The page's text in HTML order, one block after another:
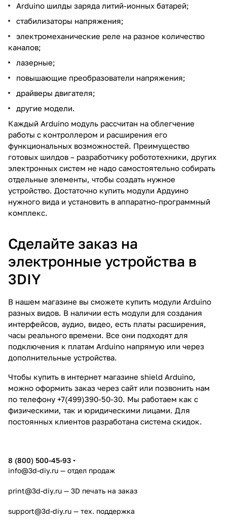
Arduino шилды заряда литий-ионных батарей;
стабилизаторы напряжения;
электромеханические реле на разное количество
каналов;
лазерные;
повышающие преобразователи напряжения;
драйверы двигателя;
другие модели.
Каждый Arduino модуль рассчитан на облегчение
работы с контроллером и расширения его
функциональных возможностей. Преимущество
готовых шилдов – разработчику робототехники, других
электронных систем не надо самостоятельно собирать
отдельные элементы, чтобы создать нужное
устройство. Достаточно купить модули Ардуино
нужного вида и установить в аппаратно-программный
комплекс.
Сделайте заказ на
электронные устройства в
3DIY
В нашем магазине вы сможете купить модули Arduino
разных видов. В наличии есть модули для создания
интерфейсов, аудио, видео, есть платы расширения,
часы реального времени. Все они подходят для
подключения к платам Arduino напрямую или через
дополнительные устройства.
Чтобы купить в интернет магазине shield Arduino,
можно оформить заказ через сайт или позвонить нам
по телефону +7(499)390-50-30. Мы работаем как с
физическими, так и юридическими лицами. Для
постоянных клиентов разработана система скидок.
8 (800) 500-45-93
info@3d-diy.ru — отдел продаж
print@3d-diy.ru — 3D печать на заказ
support@3d-diy.ru — тех. поддержка